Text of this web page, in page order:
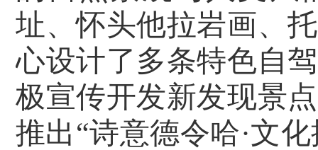
址、怀头他拉岩画、
心设计了多条特色自
极宣传开发新发现景
推出“诗意德令哈·文